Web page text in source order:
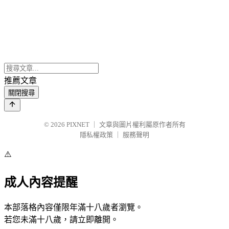
推薦文章
關閉搜尋
© 2026 PIXNET
文章與圖片權利屬原作者所有
隱私權政策
服務聲明
⚠️
成人內容提醒
本部落格內容僅限年滿十八歲者瀏覽。
若您未滿十八歲，請立即離開。